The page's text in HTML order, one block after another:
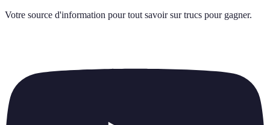
Votre source d'information pour tout savoir sur trucs pour gagner.